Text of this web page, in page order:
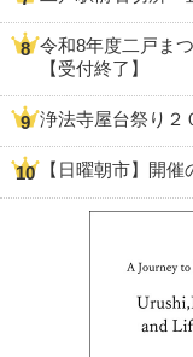
令和8年度二戸ま
【受付終了】
浄法寺屋台祭り
【日曜朝市】開